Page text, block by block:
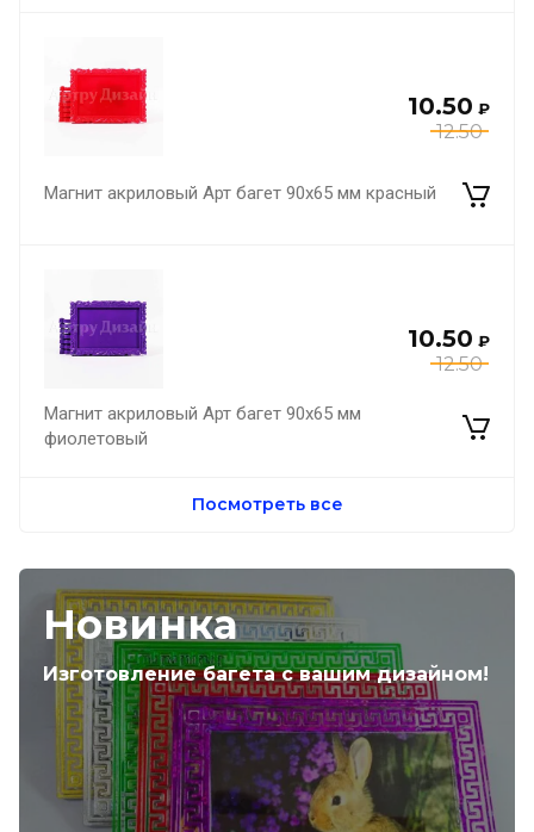
12.50
10.50 ₽
Магнит акриловый Арт багет 90х65 мм красный
12.50
10.50 ₽
Магнит акриловый Арт багет 90х65 мм
фиолетовый
Посмотреть все
Новинка
Изготовление багета с вашим дизайном!